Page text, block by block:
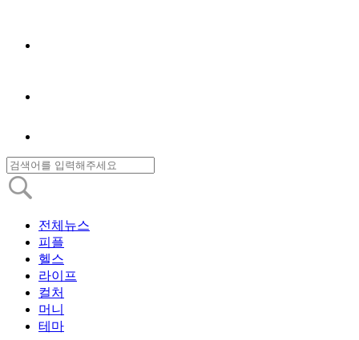
전체뉴스
피플
헬스
라이프
컬처
머니
테마